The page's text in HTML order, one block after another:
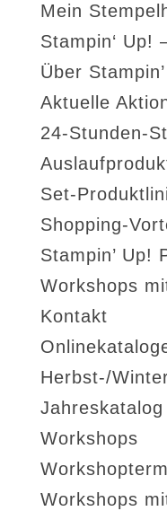
Mein
Stampin‘ Up!
Über
Aktuelle
24-Stunden-
Set-
Shopping-
Stampin’ Up!
Workshops
Kontakt
Herbst-/
Workshops
Workshops